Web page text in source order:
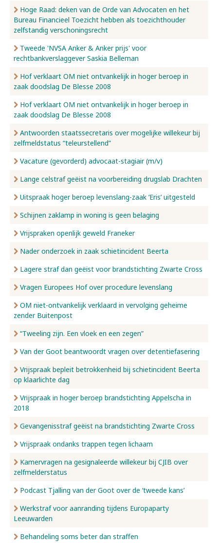
Hoge Raad: deken van de Orde van Advocaten en het
Bureau Financieel Toezicht hebben als toezichthouder
zelfstandig verschoningsrecht
Tweede 'NVSA Anker & Anker prijs' voor
rechtbankverslaggever Saskia Belleman
Hof verklaart OM niet ontvankelijk in hoger beroep in
zaak doodslag De Blesse 2008
Hof verklaart OM niet ontvankelijk in hoger beroep in
zaak doodslag De Blesse 2008
Antwoorden staatssecretaris over mogelijke willekeur bij
zelfmeldstatus “teleurstellend”
Vacature (gevorderd) advocaat-stagiair (m/v)
Lange celstraf geëist na voorbereiding drugslab Drachten
Uitspraak hoger beroep levenslang-zaak ‘Eris’ uitgesteld
Schijnen zaklamp in woning is geen belaging
Vrijspraken openlijk geweld Franeker
Nader onderzoek in zaak schietincident Beerta
Lagere straf dan geëist voor brandstichting Zwarte Cross
Vragen Europees Hof over procedure levenslang
OM niet-ontvankelijk verklaard in vervolging geheime
zender Buitenpost
“Tweeling zijn. Een vloek en een zegen”
Van der Goot beantwoordt vragen over detentiefasering
Vrijspraak bepleit betrokkenheid bij schietincident Beerta
op klaarlichte dag
Vrijspraak in hoger beroep brandstichting Appelscha in
2018
Gevangenisstraf geëist na brandstichting Zwarte Cross
Vrijspraak ondanks trappen tegen lichaam
Kamervragen na gesignaleerde willekeur bij CJIB over
zelfmelderstatus
Podcast Tjalling van der Goot over de ‘tweede kans’
Werkstraf voor aanranding tijdens Europaparty
Leeuwarden
Behandeling soms beter dan straffen